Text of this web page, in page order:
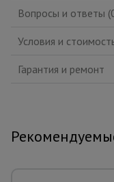
Вопросы и ответы
Условия и
Гарантия и ремонт